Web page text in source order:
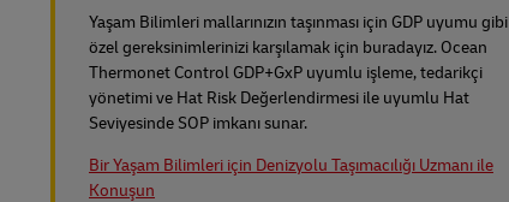
Yaşam Bilimleri mallarınızın taşınması için GDP uyumu gibi
özel gereksinimlerinizi karşılamak için buradayız. Ocean
Thermonet Control GDP+GxP uyumlu işleme, tedarikçi
yönetimi ve Hat Risk Değerlendirmesi ile uyumlu Hat
Seviyesinde SOP imkanı sunar.
Bir Yaşam Bilimleri için Denizyolu Taşımacılığı Uzmanı ile
Konuşun